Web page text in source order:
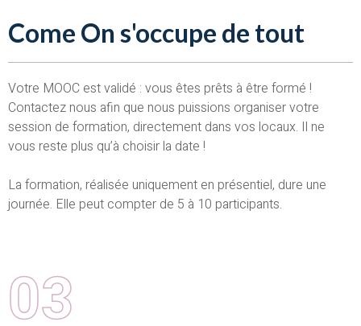
Come On s'occupe de tout
Votre MOOC est validé : vous êtes prêts à être formé !
Contactez nous afin que nous puissions organiser votre
session de formation, directement dans vos locaux. Il ne
vous reste plus qu’à choisir la date !
La formation, réalisée uniquement en présentiel, dure une
journée. Elle peut compter de 5 à 10 participants.
03